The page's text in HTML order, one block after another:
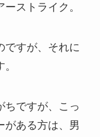
ストライク。
ですが、それに
ちですが、こっ
がある方は、男